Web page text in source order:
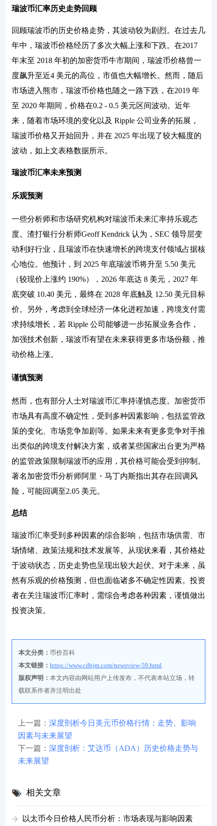
瑞波币汇率历史走势回顾
回顾瑞波币的历史价格走势，其波动较为剧烈。在过去几
年中，瑞波币价格经历了多次大幅上涨和下跌。在2017
年末至 2018 年初的加密货币牛市期间，瑞波币价格曾一
度飙升至近4 美元的高位，市值也大幅增长。然而，随后
市场进入熊市，瑞波币价格也随之一路下跌，在2019 年
至 2020 年期间，价格在0.2 - 0.5 美元区间波动。近年
来，随着市场环境的变化以及 Ripple 公司业务的拓展，
瑞波币价格又开始回升，并在 2025 年出现了较大幅度的
波动，如上文表格数据所示。
瑞波币汇率未来预测
乐观预测
一些分析师和市场研究机构对瑞波币未来汇率持乐观态
度。渣打银行分析师Geoff Kendrick 认为，SEC 领导层变
动利好行业，且瑞波币在快速增长的跨境支付领域占据核
心地位。他预计，到 2025 年底瑞波币将升至 5.50 美元
（较现价上涨约 190%），2026 年底达 8 美元，2027 年
底突破 10.40 美元，最终在 2028 年底触及 12.50 美元目标
价。另外，考虑到全球经济一体化进程加速，跨境支付需
求持续增长，若 Ripple 公司能够进一步拓展业务合作，
加强技术创新，瑞波币有望在未来获得更多市场份额，推
动价格上涨。
谨慎预测
然而，也有部分人士对瑞波币汇率持谨慎态度。加密货币
市场具有高度不确定性，受到多种因素影响，包括监管政
策的变化、市场竞争加剧等。如果未来有更多竞争对手推
出类似的跨境支付解决方案，或者某些国家出台更为严格
的监管政策限制瑞波币的应用，其价格可能会受到抑制。
著名加密货币分析师阿里・马丁内斯指出其存在回调风
险，可能回调至2.05 美元。
总结
瑞波币汇率受到多种因素的综合影响，包括市场供需、市
场情绪、政策法规和技术发展等。从现状来看，其价格处
于波动状态，历史走势也呈现出较大起伏。对于未来，虽
然有乐观的价格预测，但也面临诸多不确定性因素。投资
者在关注瑞波币汇率时，需综合考虑各种因素，谨慎做出
投资决策。
本文分类：币价百科
本文链接：https://www.cdbjm.com/newsview-59.html
版权声明：本文内容由网站用户上传发布，不代表本站立场，转
载联系作者并注明出处
上一篇：深度剖析今日美元币价格行情：走势、影响
因素与未来展望
下一篇：深度剖析：艾达币（ADA）历史价格走势与
未来展望
相关文章
以太币今日价格人民币分析：市场表现与影响因素